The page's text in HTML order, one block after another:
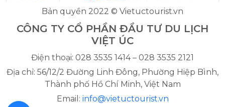
Bản quyền 2022 © Vietuctourist.vn
CÔNG TY CỔ PHẦN ĐẦU TƯ DU LỊCH
VIỆT ÚC
Điện thoại: 028 3535 1414 – 028 3535 2121
Địa chỉ: 56/12/2 Đường Linh Đông, Phường Hiệp Bình,
Thành phố Hồ Chí Minh, Việt Nam
Email: info@vietuctourist.vn